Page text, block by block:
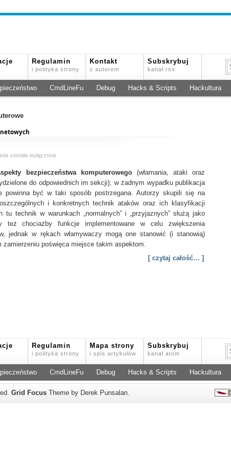
Regulamin
i polityka strony
Kontakt
z autorem
Subskrybuj
kanał rss
CmdLineFu Debug Hacks & Scripts Hackultura
Rodzaje
klasyfikacja
włamań
oraz
internetowych
została wyłączona
bezpieczeństwa komputerowego(włamania, ataki oraz
do odpowiednich im sekcji); w żadnym wypadku publikacja
być w taki sposób postrzegana. Autorzy skupili się na
i konkretnych technik ataków oraz ich klasyfikacji
technik w warunkach „normalnych” i „przyjaznych” służą jako
też chociażby funkcje implementowane w celu zwiększenia
jednak w rękach włamywaczy mogą one stanowić (i stanowią)
poświęca miejsce takim aspektom.
[ czytaj całość… ]
Regulamin
i polityka strony
Mapa strony
i spis artykułów
Subskrybuj
kanał atom
CmdLineFu Debug Hacks & Scripts Hackultura
Grid Focus Theme by Derek Punsalan.